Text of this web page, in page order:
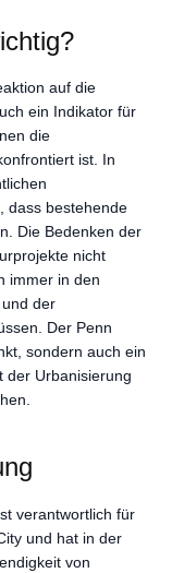
auf die
ein Indikator für
die
ist. In
dass bestehende
Die Bedenken der
nicht
immer in den
der
Der Penn
sondern auch ein
der Urbanisierung
verantwortlich für
und hat in der
von